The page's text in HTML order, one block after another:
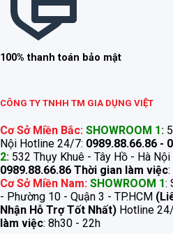
100% thanh toán bảo mật
CÔNG TY TNHH TM GIA DỤNG VIỆT
Cơ Sở Miền Bắc: SHOWROOM 1:
Nội Hotline 24/7: 0989.88.66.86 -
2: 532 Thụy Khuê - Tây Hồ - Hà
0989.88.66.86 Thời gian làm việc
Cơ Sở Miền Nam: SHOWROOM 1:
- Phường 10 - Quận 3 - TP.HCM
Nhận Hỗ Trợ Tốt Nhất) Hotline
làm việc: 8h30 - 22h